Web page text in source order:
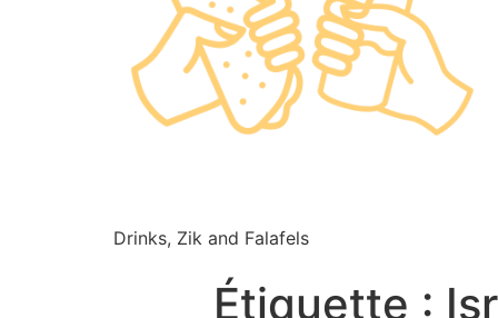
Drinks, Zik and Falafels
Étiquette :